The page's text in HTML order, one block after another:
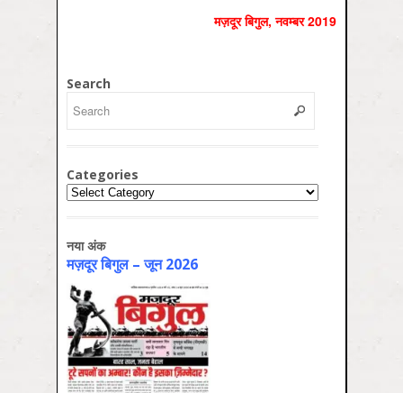
मज़दूर बिगुल, नवम्बर 2019
Search
Categories
Categories
नया अंक
मज़दूर बिगुल – जून 2026